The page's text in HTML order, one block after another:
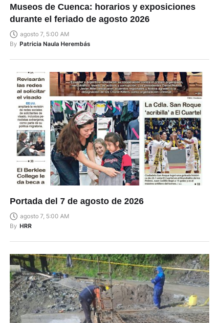
Museos de Cuenca: horarios y exposiciones
durante el feriado de agosto 2026
agosto 7, 5:00 AM
By Patricia Naula Herembás
Portada del 7 de agosto de 2026
agosto 7, 5:00 AM
By HRR